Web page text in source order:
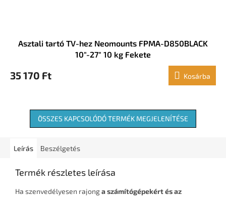
Asztali tartó TV-hez Neomounts FPMA-D850BLACK
10"-27" 10 kg Fekete
35 170 Ft Kosárba
ÖSSZES KAPCSOLÓDÓ TERMÉK MEGJELENÍTÉSE
Leírás Beszélgetés
Termék részletes leírása
Ha szenvedélyesen rajonga számítógépekért és az